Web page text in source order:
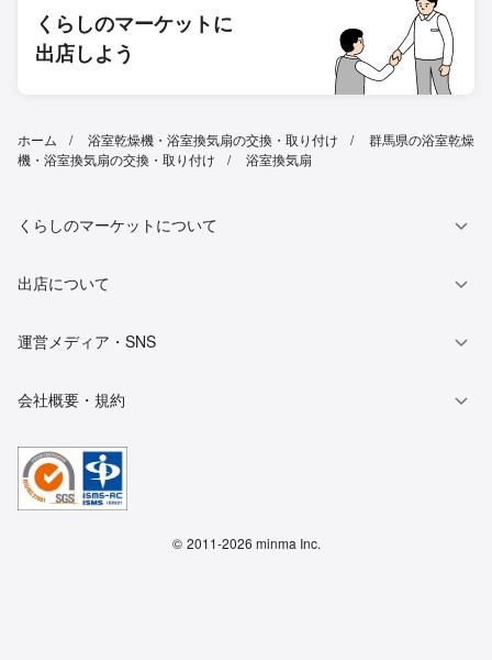
くらしのマーケットに
出店しよう
ホーム 浴室乾燥機・浴室換気扇の交換・取り付け
群馬県の浴室乾燥
機・浴室換気扇の交換・取り付け
浴室換気扇
くらしのマーケットについて
出店について
運営メディア・SNS
会社概要・規約
© 2011-2026 minma Inc.